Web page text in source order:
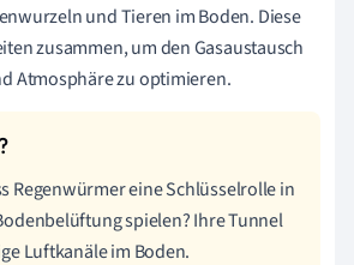
und Tieren im Boden. Diese
zusammen, um den Gasaustausch
Atmosphäre zu optimieren.
Regenwürmer eine Schlüsselrolle in
spielen? Ihre Tunnel
Luftkanäle im Boden.